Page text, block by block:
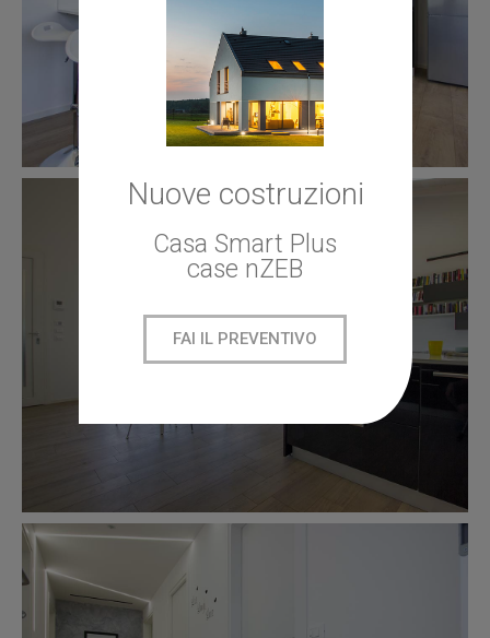
Nuove costruzioni
Casa Smart Plus
case nZEB
FAI IL PREVENTIVO